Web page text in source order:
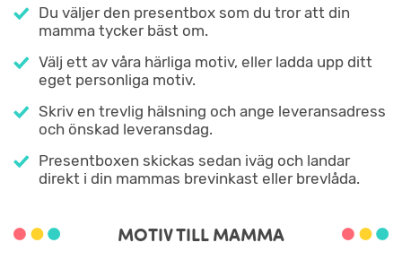
Du väljer den presentbox som du tror att din
mamma tycker bäst om.
Välj ett av våra härliga motiv, eller ladda upp ditt
eget personliga motiv.
Skriv en trevlig hälsning och ange leveransadress
och önskad leveransdag.
Presentboxen skickas sedan iväg och landar
direkt i din mammas brevinkast eller brevlåda.
MOTIV TILL MAMMA